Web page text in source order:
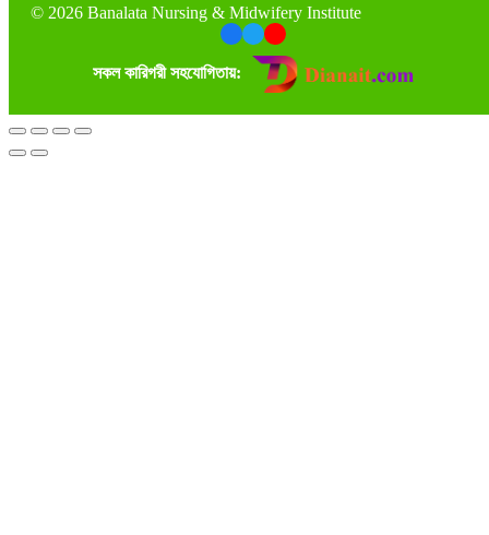
© 2026 Banalata Nursing & Midwifery Institute
সকল কারিগরী সহযোগিতায়: